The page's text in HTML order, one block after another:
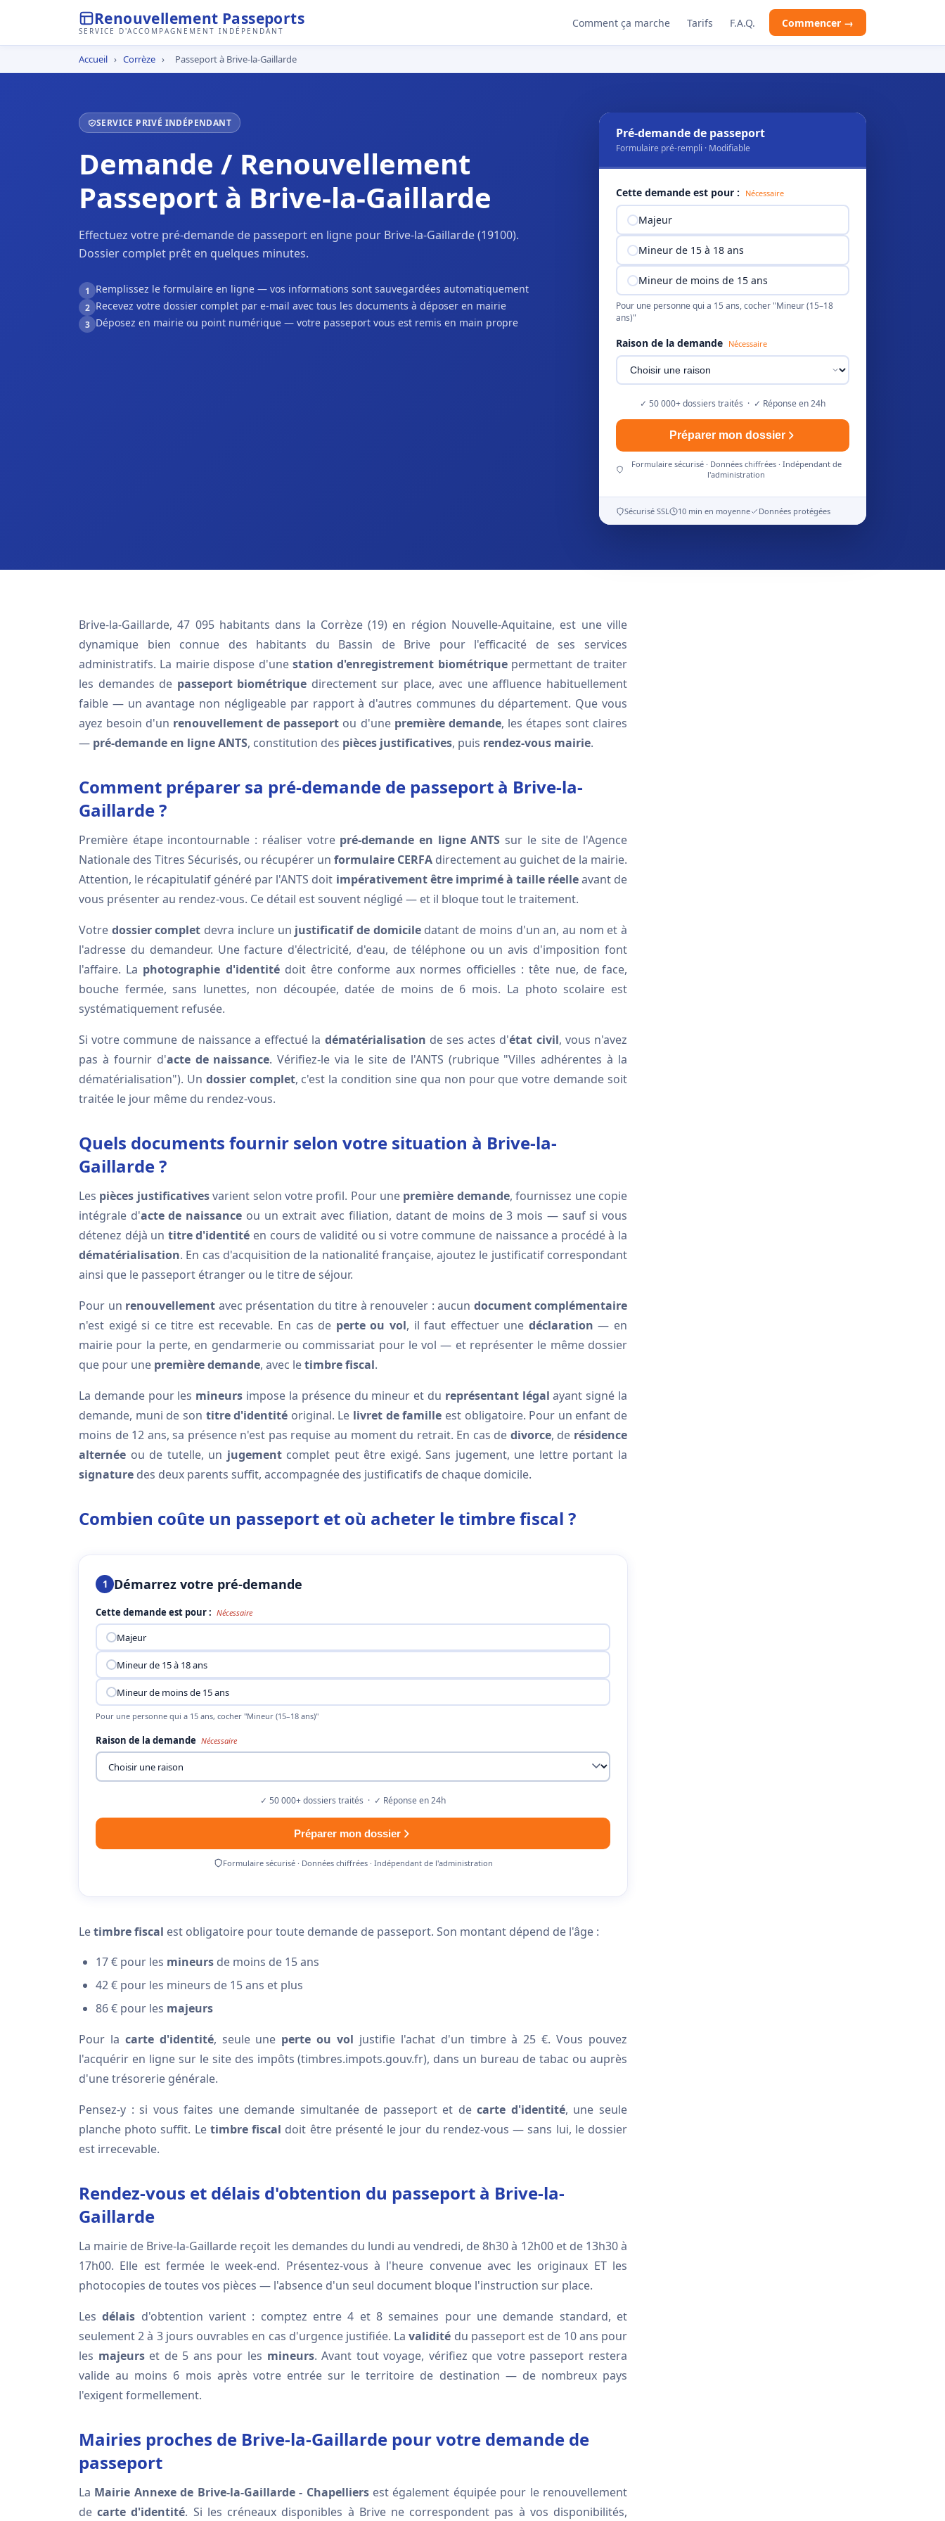
Renouvellement Passeports
SERVICE D'ACCOMPAGNEMENT INDÉPENDANT
Comment ça marche Tarifs F.A.Q. Commencer →
Accueil › Corrèze › Passeport à Brive-la-Gaillarde
SERVICE PRIVÉ INDÉPENDANT
Demande / Renouvellement
Passeport à Brive-la-Gaillarde
Effectuez votre pré-demande de passeport en ligne pour Brive-la-Gaillarde (19100).
Dossier complet prêt en quelques minutes.
1 Remplissez le formulaire en ligne — vos informations sont sauvegardées automatiquement
2 Recevez votre dossier complet par e-mail avec tous les documents à déposer en mairie
3 Déposez en mairie ou point numérique — votre passeport vous est remis en main propre
Pré-demande de passeport
Formulaire pré-rempli · Modifiable
Cette demande est pour : Nécessaire
Majeur
Mineur de 15 à 18 ans
Mineur de moins de 15 ans
Pour une personne qui a 15 ans, cocher "Mineur (15–18
ans)"
Raison de la demande Nécessaire
✓ 50 000+ dossiers traités · ✓ Réponse en 24h
Préparer mon dossier
Formulaire sécurisé · Données chiffrées · Indépendant de
l'administration
Sécurisé SSL 10 min en moyenne Données protégées
Brive-la-Gaillarde, 47 095 habitants dans la Corrèze (19) en région Nouvelle-Aquitaine, est une ville
dynamique bien connue des habitants du Bassin de Brive pour l'efficacité de ses services
administratifs. La mairie dispose d'une station d'enregistrement biométriquepermettant de traiter
les demandes de passeport biométrique directement sur place, avec une affluence habituellement
faible — un avantage non négligeable par rapport à d'autres communes du département. Que vous
ayez besoin d'un renouvellement de passeport ou d'une première demande, les étapes sont claires
— pré-demande en ligne ANTS, constitution des pièces justificatives, puis rendez-vous mairie.
Comment préparer sa pré-demande de passeport à Brive-la-
Gaillarde ?
Première étape incontournable : réaliser votre pré-demande en ligne ANTS sur le site de l'Agence
Nationale des Titres Sécurisés, ou récupérer un formulaire CERFA directement au guichet de la mairie.
Attention, le récapitulatif généré par l'ANTS doit impérativement être imprimé à taille réelleavant de
vous présenter au rendez-vous. Ce détail est souvent négligé — et il bloque tout le traitement.
Votre dossier complet devra inclure un justificatif de domiciledatant de moins d'un an, au nom et à
l'adresse du demandeur. Une facture d'électricité, d'eau, de téléphone ou un avis d'imposition font
l'affaire. La photographie d'identitédoit être conforme aux normes officielles : tête nue, de face,
bouche fermée, sans lunettes, non découpée, datée de moins de 6 mois. La photo scolaire est
systématiquement refusée.
Si votre commune de naissance a effectué la dématérialisation de ses actes d'état civil, vous n'avez
pas à fournir d'acte de naissance. Vérifiez-le via le site de l'ANTS (rubrique "Villes adhérentes à la
dématérialisation"). Un dossier complet, c'est la condition sine qua non pour que votre demande soit
traitée le jour même du rendez-vous.
Quels documents fournir selon votre situation à Brive-la-
Gaillarde ?
Les pièces justificativesvarient selon votre profil. Pour une première demande, fournissez une copie
intégrale d'acte de naissance ou un extrait avec filiation, datant de moins de 3 mois — sauf si vous
détenez déjà un titre d'identité en cours de validité ou si votre commune de naissance a procédé à la
dématérialisation. En cas d'acquisition de la nationalité française, ajoutez le justificatif correspondant
ainsi que le passeport étranger ou le titre de séjour.
Pour un renouvellement avec présentation du titre à renouveler : aucun document complémentaire
n'est exigé si ce titre est recevable. En cas de perte ou vol, il faut effectuer une déclaration — en
mairie pour la perte, en gendarmerie ou commissariat pour le vol — et représenter le même dossier
que pour une première demande, avec letimbre fiscal.
La demande pour les mineurs impose la présence du mineur et du représentant légal ayant signé la
demande, muni de son titre d'identité original. Le livret de famille est obligatoire. Pour un enfant de
moins de 12 ans, sa présence n'est pas requise au moment du retrait. En cas de divorce, de résidence
alternée ou de tutelle, un jugementcomplet peut être exigé. Sans jugement, une lettre portant la
signature des deux parents suffit, accompagnée des justificatifs de chaque domicile.
Combien coûte un passeport et où acheter le timbre fiscal ?
1 Démarrez votre pré-demande
Cette demande est pour : Nécessaire
Majeur
Mineur de 15 à 18 ans
Mineur de moins de 15 ans
Pour une personne qui a 15 ans, cocher "Mineur (15–18 ans)"
Raison de la demande Nécessaire
✓ 50 000+ dossiers traités · ✓ Réponse en 24h
Préparer mon dossier
Formulaire sécurisé · Données chiffrées · Indépendant de l'administration
Letimbre fiscal est obligatoire pour toute demande de passeport. Son montant dépend de l'âge :
17 € pour les mineurs de moins de 15 ans
42 € pour les mineurs de 15 ans et plus
86 € pour les majeurs
Pour la carte d'identité, seule une perte ou vol justifie l'achat d'un timbre à 25 €. Vous pouvez
l'acquérir en ligne sur le site des impôts (timbres.impots.gouv.fr), dans un bureau de tabac ou auprès
d'une trésorerie générale.
Pensez-y : si vous faites une demande simultanée de passeport et decarte d'identité, une seule
planche photo suffit. Le timbre fiscal doit être présenté le jour du rendez-vous — sans lui, le dossier
est irrecevable.
Rendez-vous et délais d'obtention du passeport à Brive-la-
Gaillarde
La mairie de Brive-la-Gaillarde reçoit les demandes du lundi au vendredi, de 8h30 à 12h00 et de 13h30 à
17h00. Elle est fermée le week-end. Présentez-vous à l'heure convenue avec les originaux ET les
photocopies de toutes vos pièces — l'absence d'un seul document bloque l'instruction sur place.
Lesdélais d'obtention varient : comptez entre 4 et 8 semaines pour une demande standard, et
seulement 2 à 3 jours ouvrables en cas d'urgence justifiée. Lavalidité du passeport est de 10 ans pour
les majeurset de 5 ans pour les mineurs. Avant tout voyage, vérifiez que votre passeport restera
valide au moins 6 mois après votre entrée sur le territoire de destination — de nombreux pays
l'exigent formellement.
Mairies proches de Brive-la-Gaillarde pour votre demande de
passeport
La Mairie Annexe de Brive-la-Gaillarde - Chapelliersest également équipée pour le renouvellement
decarte d'identité. Si les créneaux disponibles à Brive ne correspondent pas à vos disponibilités,